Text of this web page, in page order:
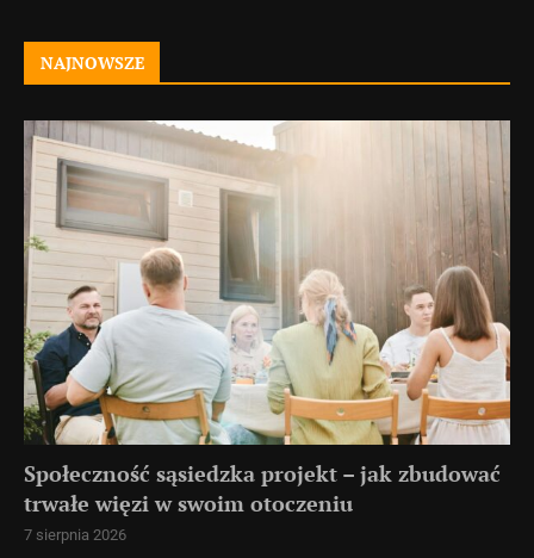
NAJNOWSZE
Społeczność sąsiedzka projekt – jak zbudować
trwałe więzi w swoim otoczeniu
7 sierpnia 2026